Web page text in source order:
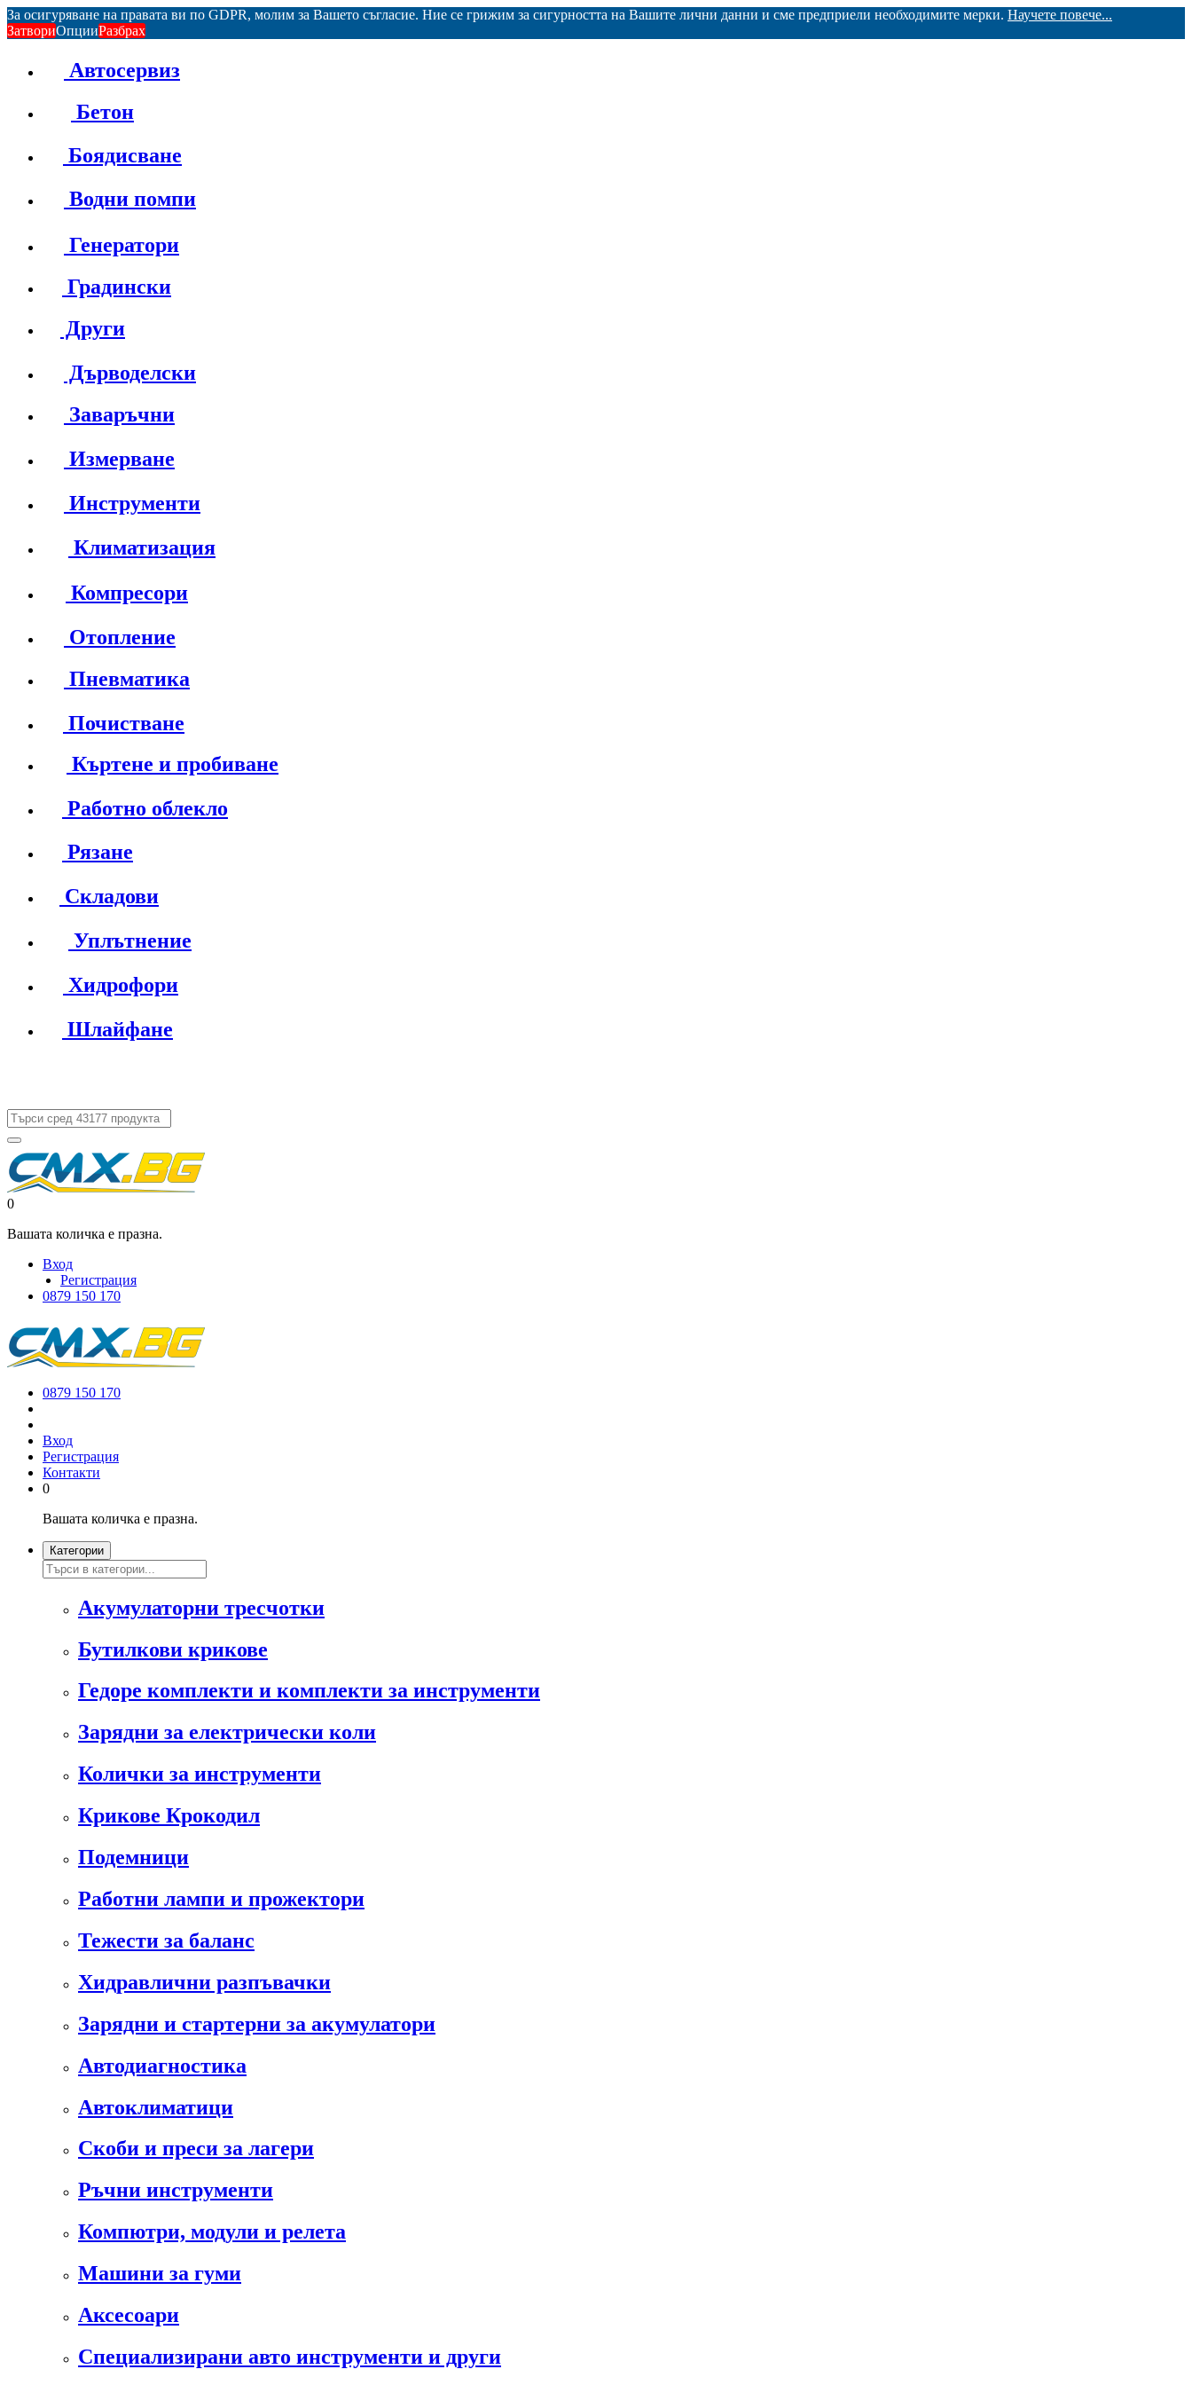
За осигуряване на правата ви по GDPR, молим за Вашето съгласие. Ние се грижим за сигурността на Вашите лични данни и сме предприели необходимите мерки. Научете повече...
ЗатвориОпцииРазбрах
Автосервиз
Бетон
Боядисване
Водни помпи
Генератори
Градински
Други
Дърводелски
Заваръчни
Измерване
Инструменти
Климатизация
Компресори
Отопление
Пневматика
Почистване
Къртене и пробиване
Работно облекло
Рязане
Складови
Уплътнение
Хидрофори
Шлайфане
0
Вашата количка е празна.
Вход
Регистрация
0879 150 170
0879 150 170
Вход
Регистрация
Контакти
0
Вашата количка е празна.
Категории
Акумулаторни тресчотки
Бутилкови крикове
Гедоре комплекти и комплекти за инструменти
Зарядни за електрически коли
Колички за инструменти
Крикове Крокодил
Подемници
Работни лампи и прожектори
Тежести за баланс
Хидравлични разпъвачки
Зарядни и стартерни за акумулатори
Автодиагностика
Автоклиматици
Скоби и преси за лагери
Ръчни инструменти
Компютри, модули и релета
Машини за гуми
Аксесоари
Специализирани авто инструменти и други